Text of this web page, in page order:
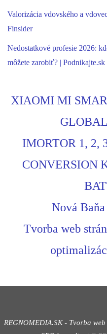
Valorizácia vdovského a
Finsider
Nedostatkové profesie 2026:
môžete zarobiť? | Podnikajte.sk
XIAOMI MI
IMORTOR 1, 2,
CONVERSION
Nová
Tvorba web
REGNOMEDIA.SK - Tvorba